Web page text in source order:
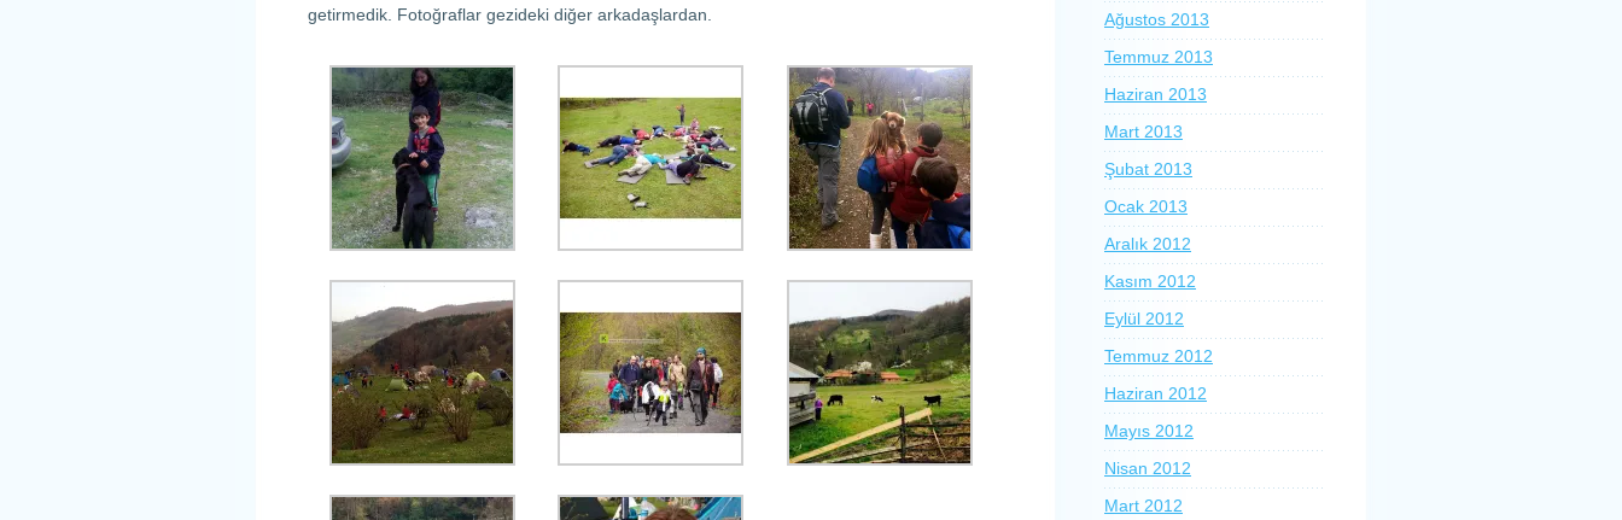
getirmedik. Fotoğraflar gezideki diğer arkadaşlardan.
Ağustos 2013
Temmuz 2013
Haziran 2013
Mart 2013
Şubat 2013
Ocak 2013
Aralık 2012
Kasım 2012
Eylül 2012
Temmuz 2012
Haziran 2012
Mayıs 2012
Nisan 2012
Mart 2012